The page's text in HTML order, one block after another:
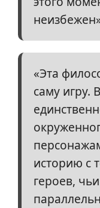
«Эта
саму игру.
историю с
героев,